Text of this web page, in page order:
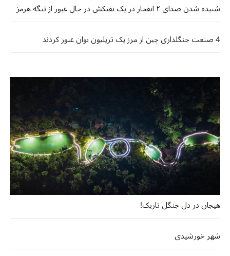
شنیده شدن صدای ۲ انفجار در یک نفتکش در حال عبور از تنگه هرمز
4 صنعت جنگلداری چین از مرز یک تریلیون یوان عبور کردند
هیجان در دل جنگل تاریک!
شهر خورشیدی